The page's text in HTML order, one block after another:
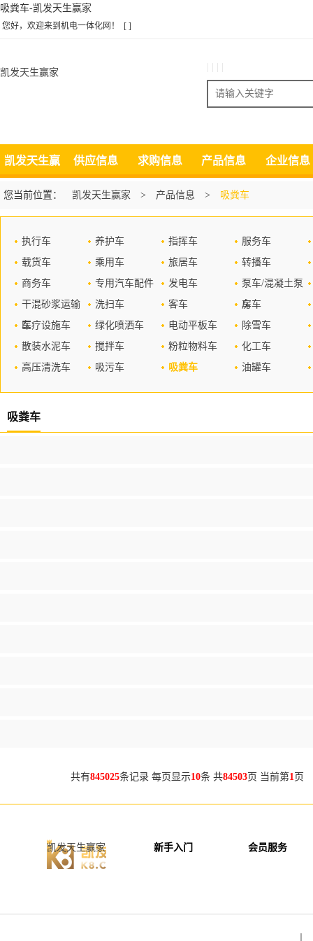
吸粪车-凯发天生赢家
您好，欢迎来到机电一体化网！ [ ]
凯发天生赢家
搜索
凯发天生赢
家
供应信息 求购信息 产品信息 企业信息
您当前位置： 凯发天生赢家 > 产品信息 > 吸粪车
执行车 养护车 指挥车
服务车
载货车
乘用车 旅居车
转播车
商务车
专用汽车配件 发电车
泵车/混凝土泵
车
干混砂浆运输
车
洗扫车 客车
房车
医疗设施车
绿化喷洒车 电动平板车
除雪车
散装水泥车
搅拌车 粉粒物料车
化工车
高压清洗车
吸污车 吸粪车 油罐车
吸粪车
共有845025条记录 每页显示10条 共84503页 当前第1页
凯发天生赢家 新手入门 会员服务